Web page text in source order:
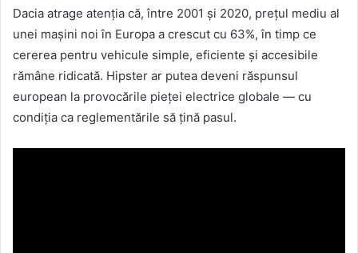
Dacia atrage atenția că, între 2001 și 2020, prețul mediu al
unei mașini noi în Europa a crescut cu 63%, în timp ce
cererea pentru vehicule simple, eficiente și accesibile
rămâne ridicată. Hipster ar putea deveni răspunsul
european la provocările pieței electrice globale — cu
condiția ca reglementările să țină pasul.